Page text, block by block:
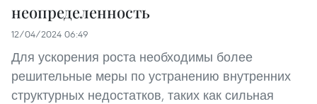
неопределенность
12/04/2024 06:49
Для ускорения роста необходимы более
решительные меры по устранению внутренних
структурных недостатков, таких как сильная